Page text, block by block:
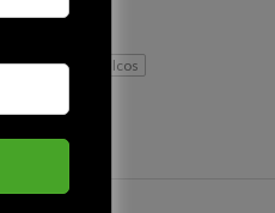
en Coatzacoalcos